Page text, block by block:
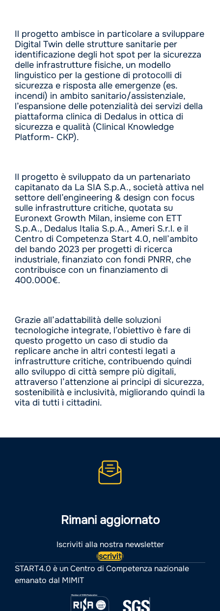
Il progetto ambisce in particolare a sviluppare
Digital Twin delle strutture sanitarie per
identificazione degli hot spot per la sicurezza
delle infrastrutture fisiche, un modello
linguistico per la gestione di protocolli di
sicurezza e risposta alle emergenze (es.
incendi) in ambito sanitario/assistenziale,
l’espansione delle potenzialità dei servizi della
piattaforma clinica di Dedalus in ottica di
sicurezza e qualità (Clinical Knowledge
Platform- CKP).
Il progetto è sviluppato da un partenariato
capitanato da La SIA S.p.A., società attiva nel
settore dell’engineering & design con focus
sulle infrastrutture critiche, quotata su
Euronext Growth Milan, insieme con ETT
S.p.A., Dedalus Italia S.p.A., Ameri S.r.l. e il
Centro di Competenza Start 4.0, nell’ambito
del bando 2023 per progetti di ricerca
industriale, finanziato con fondi PNRR, che
contribuisce con un finanziamento di
400.000€.
Grazie all’adattabilità delle soluzioni
tecnologiche integrate, l’obiettivo è fare di
questo progetto un caso di studio da
replicare anche in altri contesti legati a
infrastrutture critiche, contribuendo quindi
allo sviluppo di città sempre più digitali,
attraverso l’attenzione ai principi di sicurezza,
sostenibilità e inclusività, migliorando quindi la
vita di tutti i cittadini.
Rimani aggiornato
Iscriviti alla nostra newsletter
Iscriviti
START4.0 è un Centro di Competenza nazionale
emanato dal MIMIT